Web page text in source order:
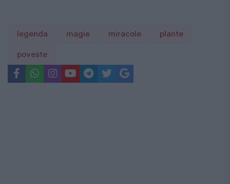
legenda magie miracole plante
poveste